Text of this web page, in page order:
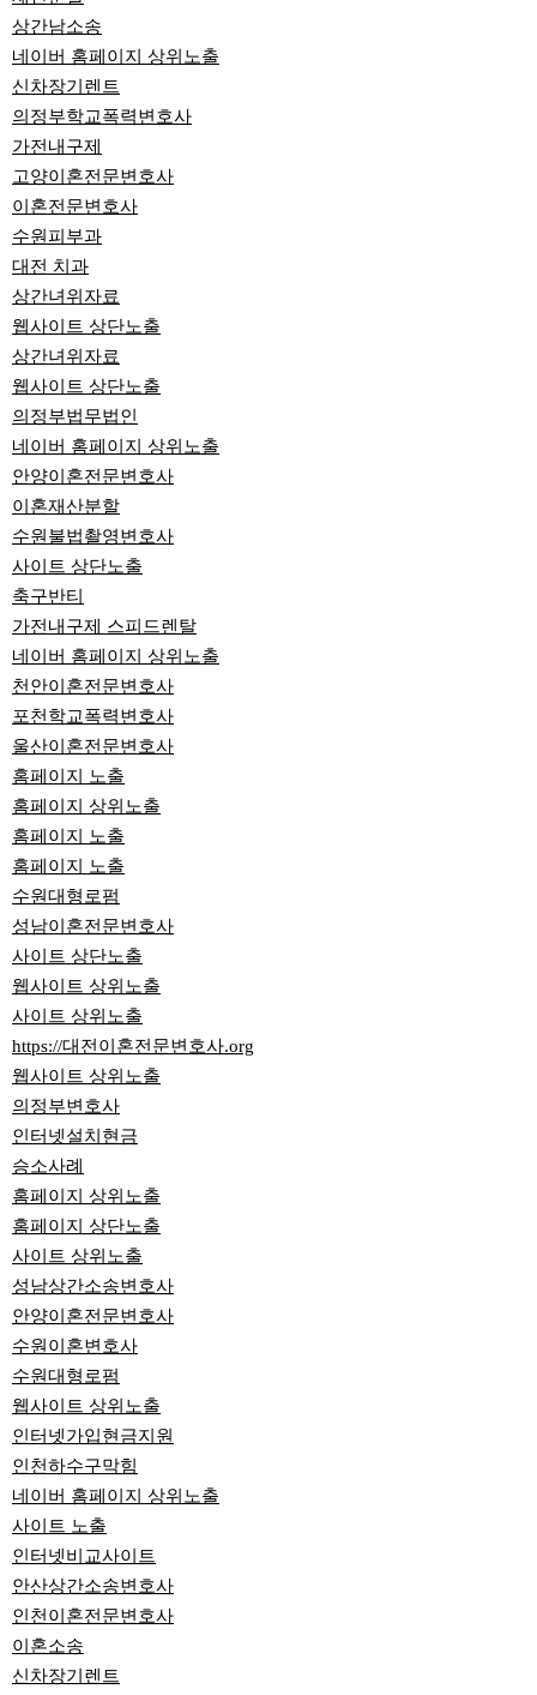
상간남소송
네이버 홈페이지 상위노출
신차장기렌트
의정부학교폭력변호사
가전내구제
고양이혼전문변호사
이혼전문변호사
수원피부과
대전 치과
상간녀위자료
웹사이트 상단노출
상간녀위자료
웹사이트 상단노출
의정부법무법인
네이버 홈페이지 상위노출
안양이혼전문변호사
이혼재산분할
수원불법촬영변호사
사이트 상단노출
축구반티
가전내구제 스피드렌탈
네이버 홈페이지 상위노출
천안이혼전문변호사
포천학교폭력변호사
울산이혼전문변호사
홈페이지 노출
홈페이지 상위노출
홈페이지 노출
홈페이지 노출
수원대형로펌
성남이혼전문변호사
사이트 상단노출
웹사이트 상위노출
사이트 상위노출
https://대전이혼전문변호사.org
웹사이트 상위노출
의정부변호사
인터넷설치현금
승소사례
홈페이지 상위노출
홈페이지 상단노출
사이트 상위노출
성남상간소송변호사
안양이혼전문변호사
수원이혼변호사
수원대형로펌
웹사이트 상위노출
인터넷가입현금지원
인천하수구막힘
네이버 홈페이지 상위노출
사이트 노출
인터넷비교사이트
안산상간소송변호사
인천이혼전문변호사
이혼소송
신차장기렌트